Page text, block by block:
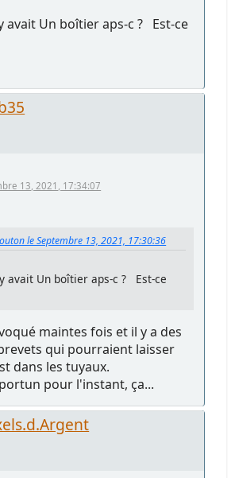
avait Un boîtier aps-c ? Est-ce
13, 2021, 17:34:07
le Septembre 13, 2021, 17:30:36
avait Un boîtier aps-c ? Est-ce
maintes fois et il y a des
qui pourraient laisser
dans les tuyaux.
pour l'instant, ça...